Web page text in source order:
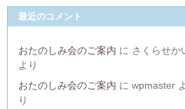
最近のコメント
おたのしみ会のご案内 に さくらせか
より
おたのしみ会のご案内 に wpmaster よ
り